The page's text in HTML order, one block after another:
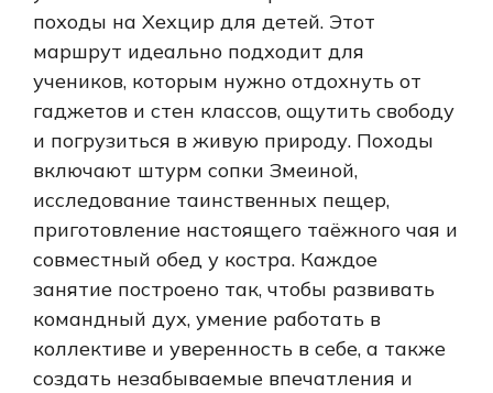
походы на Хехцир для детей. Этот
маршрут идеально подходит для
учеников, которым нужно отдохнуть от
гаджетов и стен классов, ощутить свободу
и погрузиться в живую природу. Походы
включают штурм сопки Змеиной,
исследование таинственных пещер,
приготовление настоящего таёжного чая и
совместный обед у костра. Каждое
занятие построено так, чтобы развивать
командный дух, умение работать в
коллективе и уверенность в себе, а также
создать незабываемые впечатления и